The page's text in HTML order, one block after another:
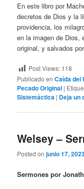
En este libro por
decretos de Dios y la
providencia, los
en la imagen de Dios,
original, y salvados
Post Views: 118
Publicado en Caída del
Pecado Original |
Sistemáctica | Deja un
Welsey –
Posted onjunio 17,
Sermones por